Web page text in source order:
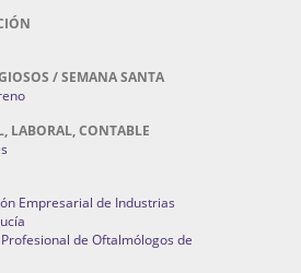
/ SEMANA SANTA
LABORAL, CONTABLE
Empresarial de Industrias
de Oftalmólogos de